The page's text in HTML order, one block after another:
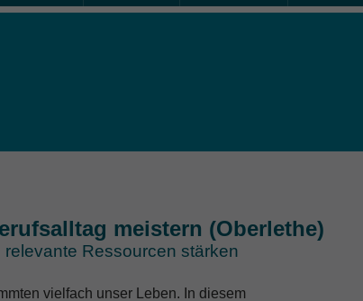
meistern (Oberlethe)
Ressourcen stärken
vielfach unser Leben. In diesem